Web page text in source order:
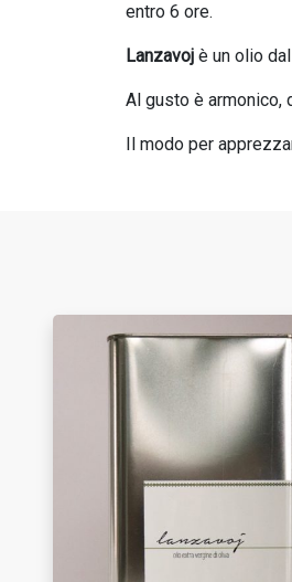
entro 6 ore.
Lanzavoj è un olio
Al gusto è armonico,
Il modo per